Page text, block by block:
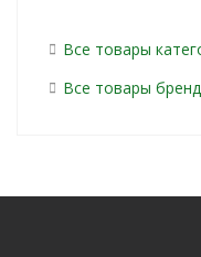
Все товары
Все товары